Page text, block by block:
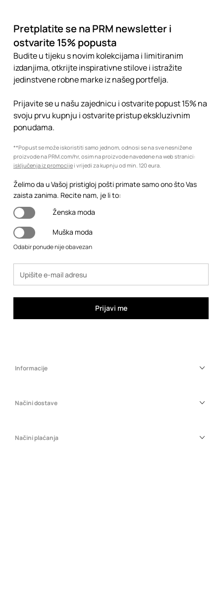
Pretplatite se na PRM newsletter i
ostvarite 15% popusta
Budite u tijeku s novim kolekcijama i limitiranim
izdanjima, otkrijte inspirativne stilove i istražite
jedinstvene robne marke iz našeg portfelja.
Prijavite se u našu zajednicu i ostvarite popust 15% na
svoju prvu kupnju i ostvarite pristup ekskluzivnim
ponudama.
**Popust se može iskoristiti samo jednom, odnosi se na sve nesnižene
proizvode na PRM.com/hr, osim na proizvode navedene na web stranici:
isključenja iz promocijei vrijedi za kupnju od min. 120 eura.
Želimo da u Vašoj pristigloj pošti primate samo ono što Vas
zaista zanima. Recite nam, je li to:
Ženska moda
Muška moda
Odabir ponude nije obavezan
Prijavi me
Informacije
Načini dostave
Načini plaćanja